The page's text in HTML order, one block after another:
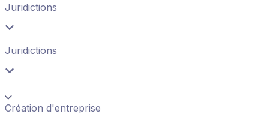
Juridictions
Juridictions
Création d'entreprise